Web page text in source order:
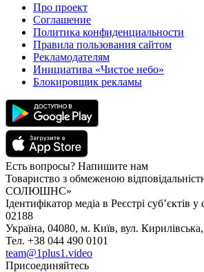
Про проект
Соглашение
Политика конфиденциальности
Правила пользования сайтом
Рекламодателям
Инициатива «Чистое небо»
Блокировщик рекламы
Есть вопросы? Напишите нам
Товариство з обмеженою
СОЛЮШНС»
Ідентифікатор медіа в Реєстрі суб’єктів
02188
Україна, 04080, м. Київ, вул.
Тел. +38 044 490 0101
team@1plus1.video
Присоединяйтесь